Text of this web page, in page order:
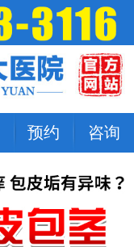
预约 咨询